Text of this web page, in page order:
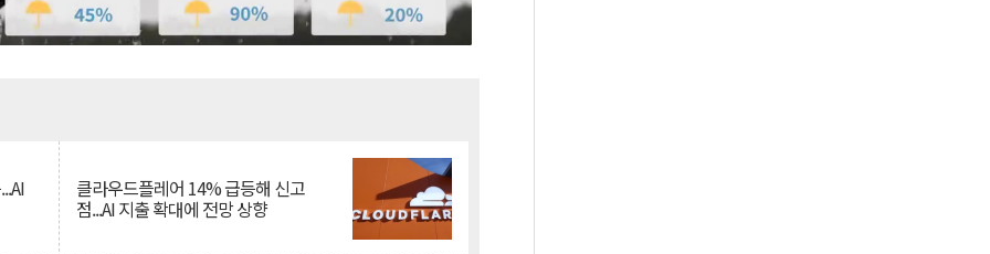
클라우드플레어 14% 급등해 신고
점...AI 지출 확대에 전망 상향